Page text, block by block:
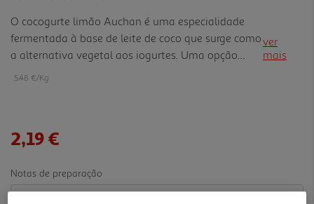
Link
para
a
mesma
página.
O cocogurte limão Auchan é uma especialidade
fermentada à base de leite de coco que surge como
a alternativa vegetal aos iogurtes. Uma opção
vegan naturalmente sem lactose, com uma textura
lanche ou como base para receitas de pequenos-
ver
mais
5.48 €/Kg
2,19 €
Notas de preparação